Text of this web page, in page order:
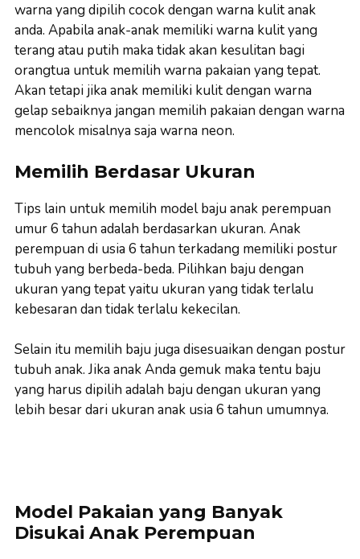
warna yang dipilih cocok dengan warna kulit anak
anda. Apabila anak-anak memiliki warna kulit yang
terang atau putih maka tidak akan kesulitan bagi
orangtua untuk memilih warna pakaian yang tepat.
Akan tetapi jika anak memiliki kulit dengan warna
gelap sebaiknya jangan memilih pakaian dengan warna
mencolok misalnya saja warna neon.
Memilih Berdasar Ukuran
Tips lain untuk memilih model baju anak perempuan
umur 6 tahun adalah berdasarkan ukuran. Anak
perempuan di usia 6 tahun terkadang memiliki postur
tubuh yang berbeda-beda. Pilihkan baju dengan
ukuran yang tepat yaitu ukuran yang tidak terlalu
kebesaran dan tidak terlalu kekecilan.
Selain itu memilih baju juga disesuaikan dengan postur
tubuh anak. Jika anak Anda gemuk maka tentu baju
yang harus dipilih adalah baju dengan ukuran yang
lebih besar dari ukuran anak usia 6 tahun umumnya.
Model Pakaian yang Banyak
Disukai Anak Perempuan